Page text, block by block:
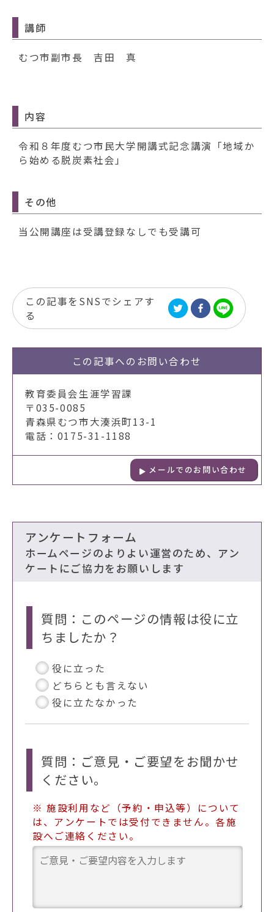
講師
むつ市副市長 吉田 真
内容
令和８年度むつ市民大学開講式記念講演「地域か
ら始める脱炭素社会」
その他
当公開講座は受講登録なしでも受講可
この記事をSNSでシェアす
る
この記事への お問い合わせ
教育委員会生涯学習課
〒035-0085
青森県むつ市大湊浜町13-1
電話：0175-31-1188
メールでのお問い合わせ
アンケートフォーム
ホームページのよりよい運営のため、アン
ケートにご協力をお願いします
質問：このページの情報は役に立
ちましたか？
役に立った
どちらとも言えない
役に立たなかった
質問：ご意見・ご要望をお聞かせ
ください。
※ 施設利用など（予約・申込等）について
は、アンケートでは受付できません。各施
設へご連絡ください。